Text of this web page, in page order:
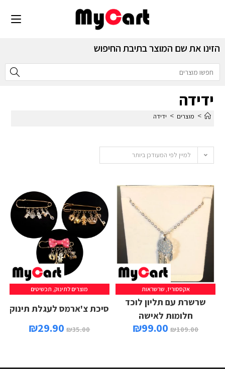
הזינו את שם המוצר בתיבת החיפוש
ידידה
> מוצרים > ידידה
למיין לפי המעודכן ביותר
הוספה לסל
אקססוריז, שרשראות
שרשרת עם תליון לוכד
חלומות לאישה
₪109.00
₪99.00
בחר אפשרויות
מוצרים לתינוק, תכשיטים
סיכת צ'ארמס לעגלת תינוק
₪35.00
₪29.90